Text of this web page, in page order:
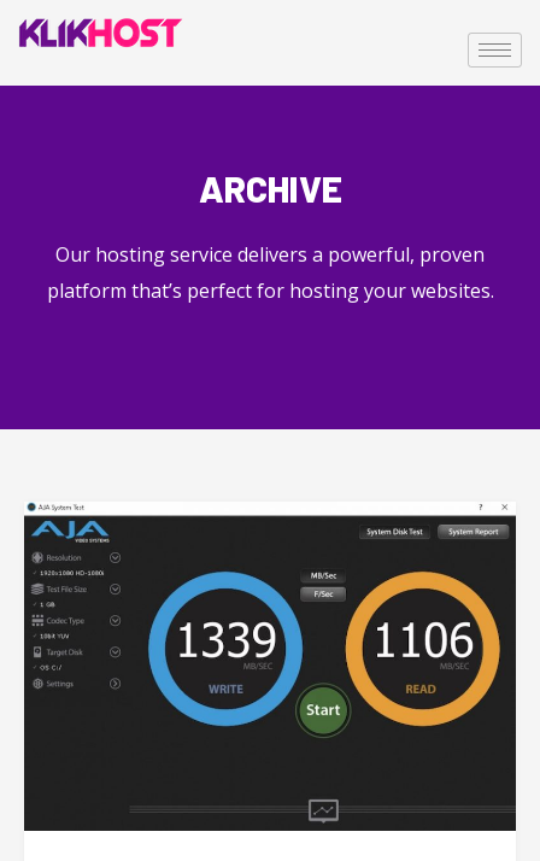
ARCHIVE
Our hosting service delivers a powerful, proven
platform that’s perfect for hosting your websites.